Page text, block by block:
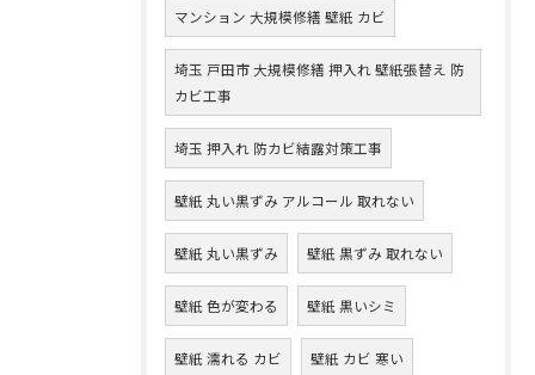
マンション 大規模修繕 壁紙 カビ
埼玉 戸田市 大規模修繕 押入れ 壁紙張替え 防
カビ工事
埼玉 押入れ 防カビ結露対策工事
壁紙 丸い黒ずみ アルコール 取れない
壁紙 丸い黒ずみ 壁紙 黒ずみ 取れない
壁紙 色が変わる 壁紙 黒いシミ
壁紙 濡れる カビ 壁紙 カビ 寒い